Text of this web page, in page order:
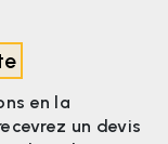
en la
un devis